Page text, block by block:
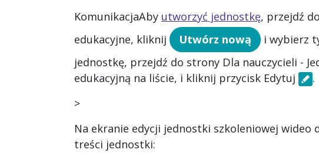
KomunikacjaAby utworzyć jednostkę, przejdź
edukacyjne, kliknij Utwórz nową
i wybierz
jednostkę, przejdź do strony Dla nauczycieli -
edukacyjną na liście, i kliknij przycisk Edytuj
.
>
Na ekranie edycji jednostki szkoleniowej
treści jednostki: